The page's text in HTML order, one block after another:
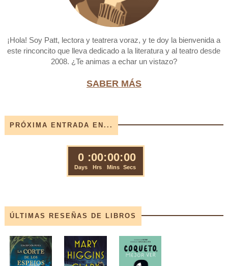
¡Hola! Soy Patt, lectora y teatrera voraz, y te doy la bienvenida a
este rinconcito que lleva dedicado a la literatura y al teatro desde
2008. ¿Te animas a echar un vistazo?
SABER MÁS
PRÓXIMA ENTRADA EN...
ÚLTIMAS RESEÑAS DE LIBROS